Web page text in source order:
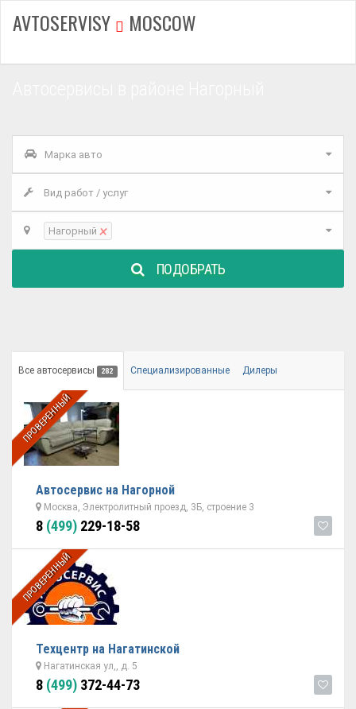
AVTOSERVISY MOSCOW
Марка авто
Вид работ / услуг
Нагорный ×
ПОДОБРАТЬ
Все автосервисы 282 Специализированные Дилеры
ПРОВЕРЕННЫЙ
Автосервис на Нагорной
Москва, Электролитный проезд, 3Б, строение 3
8 (499) 229-18-58
ПРОВЕРЕННЫЙ
Техцентр на Нагатинской
Нагатинская ул,, д. 5
8 (499) 372-44-73